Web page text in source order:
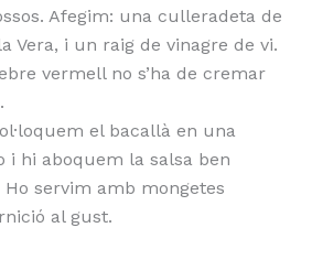
Afegim: una culleradeta de
Vera, i un raig de vinagre de vi.
vermell no s’ha de cremar
el bacallà en una
i hi aboquem la salsa ben
servim amb mongetes
al gust.